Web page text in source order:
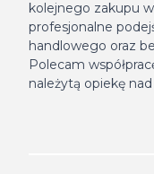
kolejnego zakupu
profesjonalne
handlowego oraz
Polecam
należytą opiekę